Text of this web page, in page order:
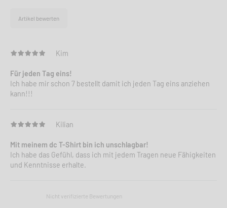
Artikel bewerten
Kim
Für jeden Tag eins!
Ich habe mir schon 7 bestellt damit ich jeden Tag eins anziehen
kann!!!
Kilian
Mit meinem dc T-Shirt bin ich unschlagbar!
Ich habe das Gefühl, dass ich mit jedem Tragen neue Fähigkeiten
und Kenntnisse erhalte.
Nicht verifizierte Bewertungen